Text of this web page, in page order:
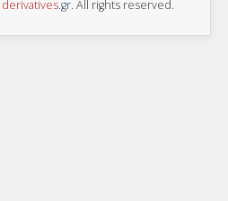
derivatives.gr. All rights reserved.